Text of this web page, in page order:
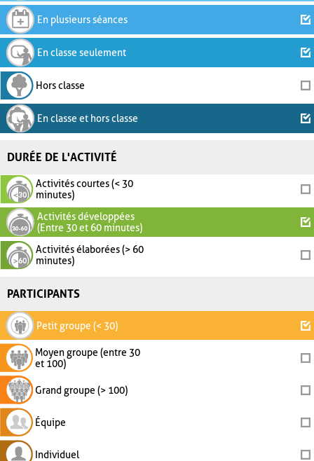
En plusieurs séances
En classe seulement
Hors classe
En classe et hors classe
DURÉE DE L'ACTIVITÉ
Activités courtes (< 30
minutes)
Activités développées
(Entre 30 et 60 minutes)
Activités élaborées (> 60
minutes)
PARTICIPANTS
Petit groupe (< 30)
Moyen groupe (entre 30
et 100)
Grand groupe (> 100)
Équipe
Individuel